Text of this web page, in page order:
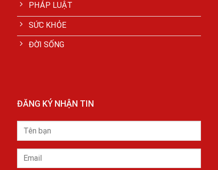
PHÁP LUẬT
SỨC KHỎE
ĐỜI SỐNG
ĐĂNG KÝ NHẬN TIN